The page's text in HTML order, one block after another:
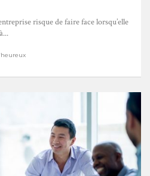
risque de faire face lorsqu’elle